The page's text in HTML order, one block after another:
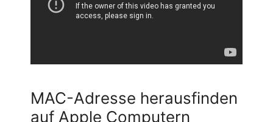
MAC-Adresse herausfinden
auf Apple Computern